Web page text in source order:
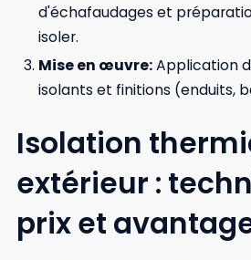
d'échafaudages et
isoler.
Mise en œuvre:Application
isolants et finitions (enduits,
Isolation
extérieur :
prix et